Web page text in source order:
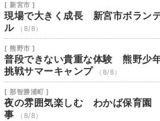
[ 新宮市 ]
現場で大きく成長 新宮市ボラン
ル
（8/8）
[ 熊野市 ]
普段できない貴重な体験 熊野少
挑戦サマーキャンプ
（8/8）
[ 那智勝浦町 ]
夜の雰囲気楽しむ わかば保育園
事
（8/8）